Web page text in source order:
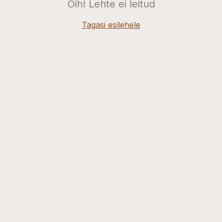
Oih! Lehte ei leitud
Tagasi esilehele